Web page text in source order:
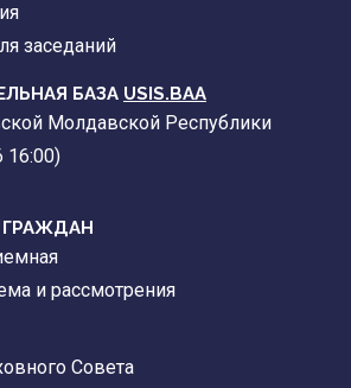
заседаний
БАЗА USIS.BAA
Молдавской Республики
16:00)
и рассмотрения
Совета